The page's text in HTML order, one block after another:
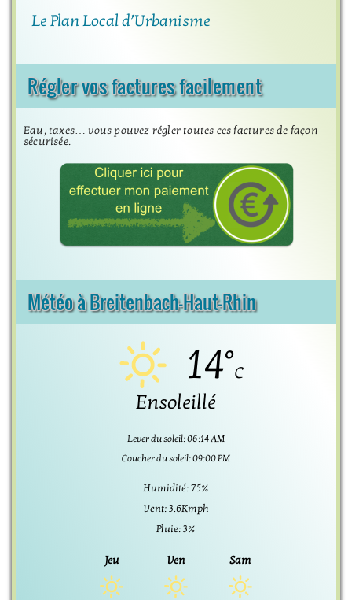
Le Plan Local d’Urbanisme
Régler vos factures facilement
Eau, taxes… vous pouvez régler toutes ces factures de façon
sécurisée.
Météo à Breitenbach-Haut-Rhin
14°C
Ensoleillé
Lever du soleil: 06:14 AM
Coucher du soleil: 09:00 PM
Humidité: 75%
Vent: 3.6Kmph
Pluie: 3%
Jeu Ven Sam